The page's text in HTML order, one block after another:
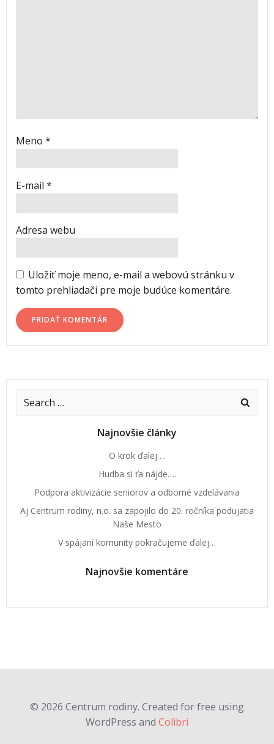
Meno *
E-mail *
Adresa webu
Uložiť moje meno, e-mail a webovú stránku v
tomto prehliadači pre moje budúce komentáre.
Najnovšie články
O krok ďalej….
Hudba si ťa nájde….
Podpora aktivizácie seniorov a odborné vzdelávania
Aj Centrum rodiny, n.o. sa zapojilo do 20. ročníka podujatia
Naše Mesto
V spájaní komunity pokračujeme ďalej…
Najnovšie komentáre
© 2026 Centrum rodiny. Created for free using
WordPress and Colibri